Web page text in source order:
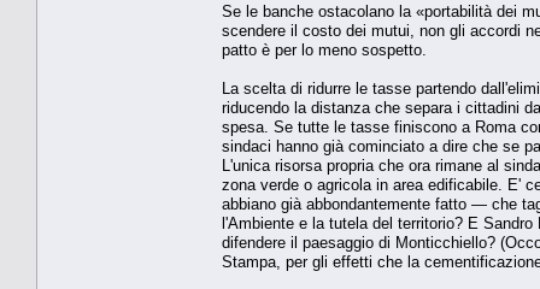
Se le banche ostacolano la «portabilità dei
scendere il costo dei mutui, non gli accordi
patto è per lo meno sospetto.
La scelta di ridurre le tasse partendo
riducendo la distanza che separa i cittadini
spesa. Se tutte le tasse finiscono a Roma
sindaci hanno già cominciato a dire che se
L'unica risorsa propria che ora rimane al
zona verde o agricola in area edificabile. E'
abbiano già abbondantemente fatto — che
l'Ambiente e la tutela del territorio? E
difendere il paesaggio di Monticchiello?
Stampa, per gli effetti che la